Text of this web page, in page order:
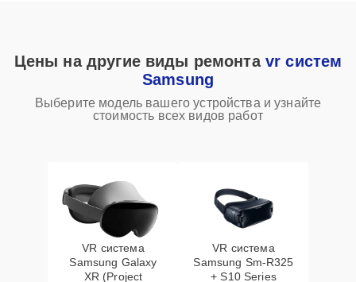
Цены на другие виды ремонта vr систем
Samsung
Выберите модель вашего устройства и узнайте
стоимость всех видов работ
VR система
Samsung Galaxy
XR (Project
VR система
Samsung Sm-R325
+ S10 Series